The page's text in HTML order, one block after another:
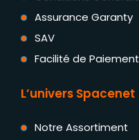
Assurance Garanty
SAV
Facilité de
L’univers Spacenet
Notre Assortiment